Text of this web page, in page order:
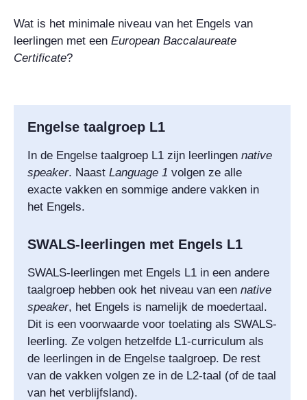
Wat is het minimale niveau van het Engels van
leerlingen met een European Baccalaureate
Certificate?
Engelse taalgroep L1
In de Engelse taalgroep L1 zijn leerlingen native
speaker. Naast Language 1 volgen ze alle
exacte vakken en sommige andere vakken in
het Engels.
SWALS-leerlingen met Engels L1
SWALS-leerlingen met Engels L1 in een andere
taalgroep hebben ook het niveau van een native
speaker, het Engels is namelijk de moedertaal.
Dit is een voorwaarde voor toelating als SWALS-
leerling. Ze volgen hetzelfde L1-curriculum als
de leerlingen in de Engelse taalgroep. De rest
van de vakken volgen ze in de L2-taal (of de taal
van het verblijfsland).